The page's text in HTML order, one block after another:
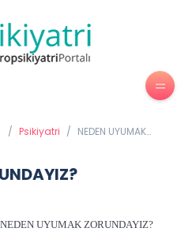
/ Psikiyatri / NEDEN UYUMAK